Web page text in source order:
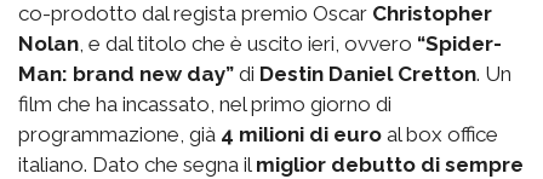
co-prodotto dal regista premio Oscar Christopher
Nolan, e dal titolo che è uscito ieri, ovvero “Spider-
Man: brand new day” di Destin Daniel Cretton. Un
film che ha incassato, nel primo giorno di
programmazione, già 4 milioni di euro al box office
italiano. Dato che segna il miglior debutto di sempre